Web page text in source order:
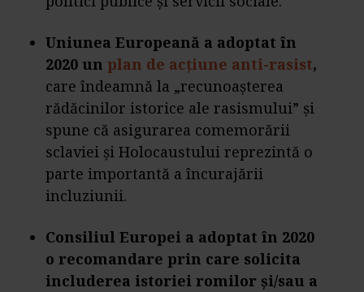
Uniunea Europeană a adoptat în
2020 un plan de acțiune anti-rasist,
care îndeamnă la „recunoașterea
rădăcinilor istorice ale rasismului” și
spune că asigurarea comemorării
sclaviei și Holocaustului reprezintă o
parte importantă a încurajării
incluziunii.
Consiliul Europei a adoptat în 2020
o recomandare prin care solicita
includerea istoriei romilor și/sau a